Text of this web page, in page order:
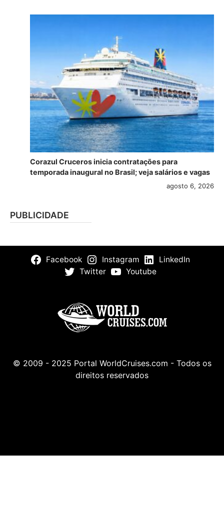
Corazul Cruceros inicia contratações para
temporada inaugural no Brasil; veja salários e vagas
agosto 6, 2026
PUBLICIDADE
Facebook Instagram
LinkedIn
Twitter
Youtube
© 2009 - 2025 Portal WorldCruises.com - Todos os
direitos reservados